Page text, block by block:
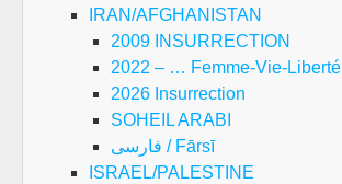
IRAN/AFGHANISTAN
2009 INSURRECTION
2022 – … Femme-Vie-Liberté
2026 Insurrection
SOHEIL ARABI
فارسی / Fārsī
ISRAEL/PALESTINE